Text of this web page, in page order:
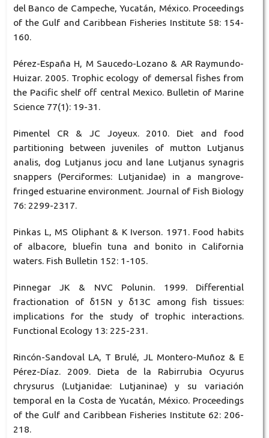
del Banco de Campeche, Yucatán, México. Proceedings
of the Gulf and Caribbean Fisheries Institute 58: 154-
160.
Pérez-España H, M Saucedo-Lozano & AR Raymundo-
Huizar. 2005. Trophic ecology of demersal fishes from
the Pacific shelf off central Mexico. Bulletin of Marine
Science 77(1): 19-31.
Pimentel CR & JC Joyeux. 2010. Diet and food
partitioning between juveniles of mutton Lutjanus
analis, dog Lutjanus jocu and lane Lutjanus synagris
snappers (Perciformes: Lutjanidae) in a mangrove-
fringed estuarine environment. Journal of Fish Biology
76: 2299-2317.
Pinkas L, MS Oliphant & K Iverson. 1971. Food habits
of albacore, bluefin tuna and bonito in California
waters. Fish Bulletin 152: 1-105.
Pinnegar JK & NVC Polunin. 1999. Differential
fractionation of δ15N y δ13C among fish tissues:
implications for the study of trophic interactions.
Functional Ecology 13: 225-231.
Rincón-Sandoval LA, T Brulé, JL Montero-Muñoz & E
Pérez-Díaz. 2009. Dieta de la Rabirrubia Ocyurus
chrysurus (Lutjanidae: Lutjaninae) y su variación
temporal en la Costa de Yucatán, México. Proceedings
of the Gulf and Caribbean Fisheries Institute 62: 206-
218.